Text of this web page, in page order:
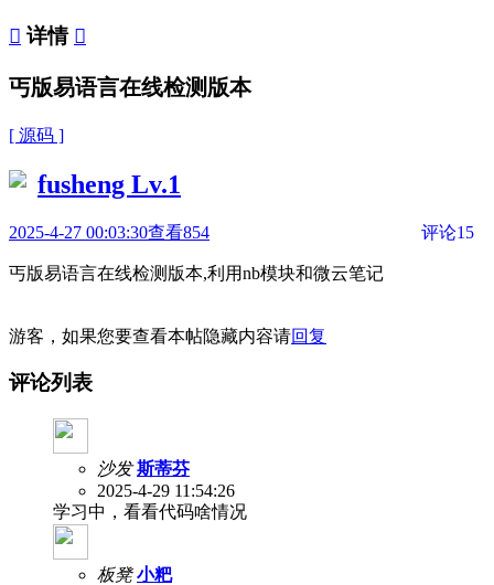
 详情 
丐版易语言在线检测版本
[ 源码 ]
fusheng Lv.1
2025-4-27 00:03:30查看854 评论15
丐版易语言在线检测版本,利用nb模块和微云笔记
游客，如果您要查看本帖隐藏内容请回复
评论列表
沙发 斯蒂芬
2025-4-29 11:54:26
学习中，看看代码啥情况
板凳 小粑